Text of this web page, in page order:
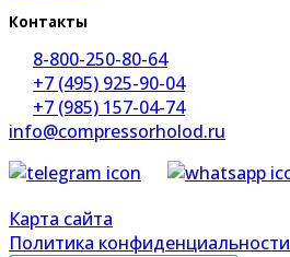
Контакты
8-800-250-80-64
+7 (495) 925-90-04
+7 (985) 157-04-74
info@compressorholod.ru
Карта сайта
Политика конфиденциальности